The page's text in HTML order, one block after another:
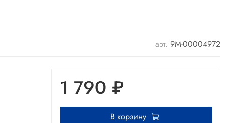
арт. 9М-00004972
1 790 ₽
В корзину